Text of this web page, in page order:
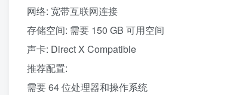
网络: 宽带互联网连接
存储空间: 需要 150 GB 可用空间
声卡: Direct X Compatible
推荐配置:
需要 64 位处理器和操作系统